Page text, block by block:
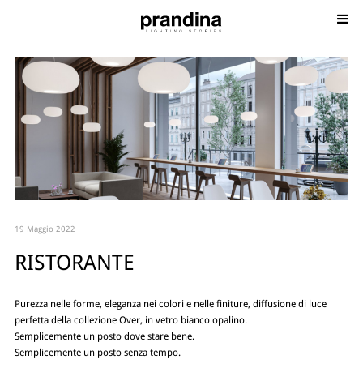
19 Maggio 2022
RISTORANTE
Purezza nelle forme, eleganza nei colori e nelle finiture, diffusione di luce
perfetta della collezione Over, in vetro bianco opalino.
Semplicemente un posto dove stare bene.
Semplicemente un posto senza tempo.